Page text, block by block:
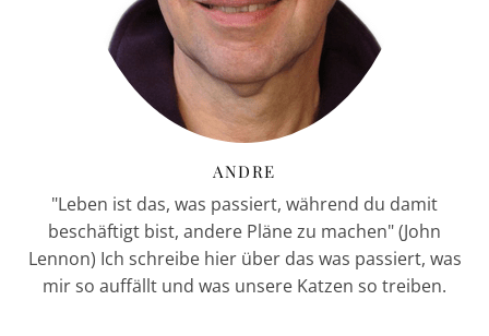
ANDRE
"Leben ist das, was passiert, während du damit
beschäftigt bist, andere Pläne zu machen" (John
Lennon) Ich schreibe hier über das was passiert, was
mir so auffällt und was unsere Katzen so treiben.